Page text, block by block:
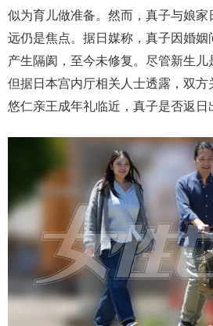
似为育儿做准备。然而，真子与娘
远仍是焦点。据日媒称，真子因婚姻
产生隔阂，至今未修复。尽管新生儿
但据日本宫内厅相关人士透露，双方
悠仁亲王成年礼临近，真子是否返日